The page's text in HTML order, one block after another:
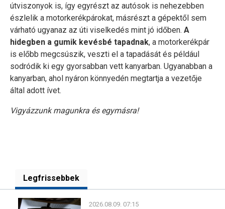
útviszonyok is, így egyrészt az autósok is nehezebben
észlelik a motorkerékpárokat, másrészt a gépektől sem
várható ugyanaz az úti viselkedés mint jó időben. A
hidegben a gumik kevésbé tapadnak, a motorkerékpár
is előbb megcsúszik, veszti el a tapadását és például
sodródik ki egy gyorsabban vett kanyarban. Ugyanabban a
kanyarban, ahol nyáron könnyedén megtartja a vezetője
által adott ívet.
Vigyázzunk magunkra és egymásra!
Legfrissebbek
2026.08.09. 07:15